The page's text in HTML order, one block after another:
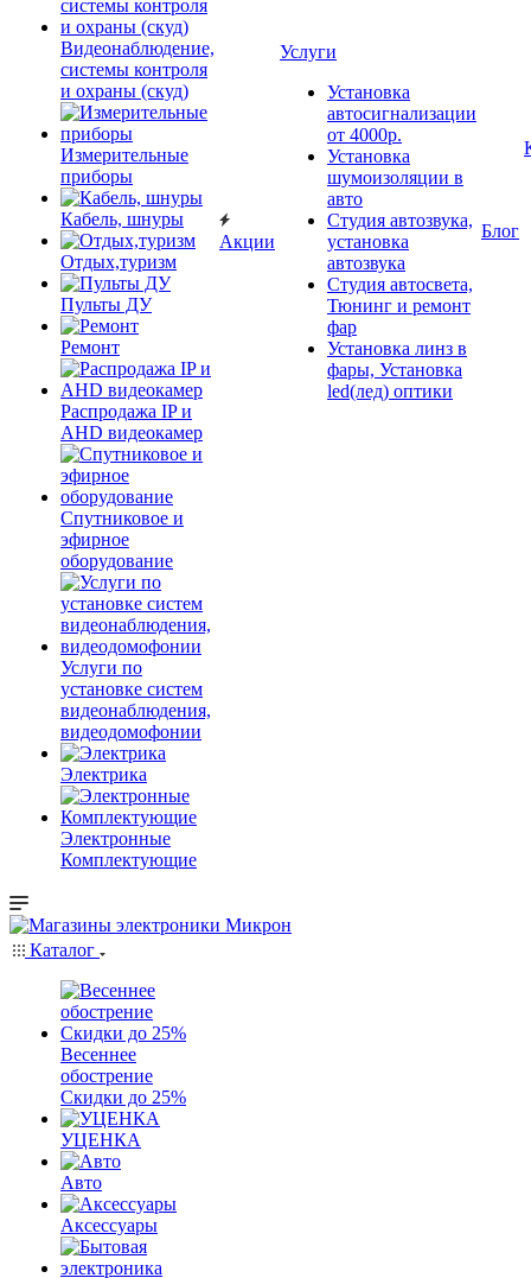
Видеонаблюдение,
системы контроля
и охраны (скуд)
Измерительные
приборы
Кабель, шнуры
Отдых,туризм
Пульты ДУ
Ремонт
Распродажа IP и
AHD видеокамер
Спутниковое и
эфирное
оборудование
Услуги по
установке систем
видеонаблюдения,
видеодомофонии
Электрика
Электронные
Комплектующие
Акции
Услуги
Установка
автосигнализации
от 4000р.
Установка
шумоизоляции в
авто
Студия автозвука,
установка
автозвука
Студия автосвета,
Тюнинг и ремонт
фар
Установка линз в
фары, Установка
led(лед) оптики
Блог
Каталог
Весеннее
обострение
Скидки до 25%
УЦЕНКА
Авто
Аксессуары